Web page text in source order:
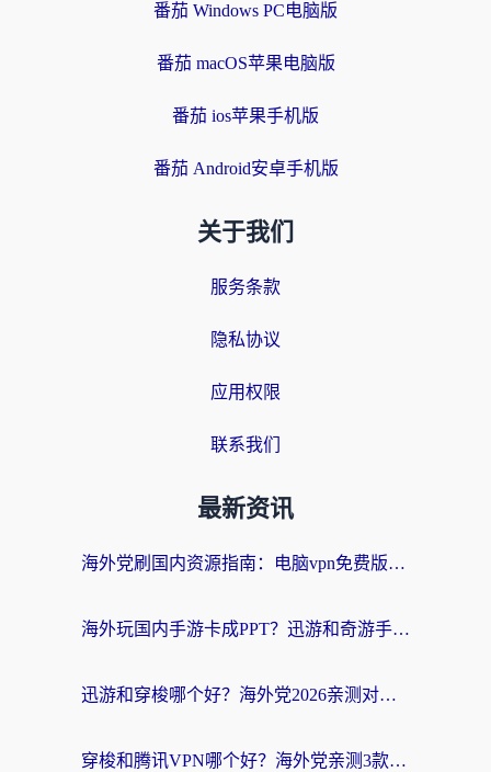
番茄 Windows PC电脑版
番茄 macOS苹果电脑版
番茄 ios苹果手机版
番茄 Android安卓手机版
关于我们
服务条款
隐私协议
应用权限
联系我们
最新资讯
海外党刷国内资源指南：电脑vpn免费版真的能用吗？选对加速器才是关键
海外玩国内手游卡成PPT？迅游和奇游手游哪个好？附真实VPN评测及番茄加速器体验
迅游和穿梭哪个好？海外党2026亲测对比+免费vs付费选择指南，附番茄加速器实测体验
穿梭和腾讯VPN哪个好？海外党亲测3款热门回国加速器，附避坑指南